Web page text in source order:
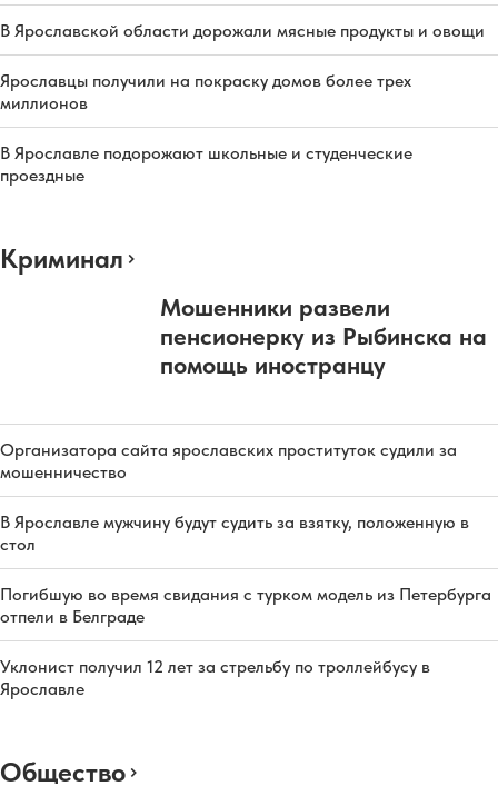
В Ярославской области дорожали мясные продукты и овощи
Ярославцы получили на покраску домов более трех
миллионов
В Ярославле подорожают школьные и студенческие
проездные
Криминал
Мошенники развели
пенсионерку из Рыбинска на
помощь иностранцу
Организатора сайта ярославских проституток судили за
мошенничество
В Ярославле мужчину будут судить за взятку, положенную в
стол
Погибшую во время свидания с турком модель из Петербурга
отпели в Белграде
Уклонист получил 12 лет за стрельбу по троллейбусу в
Ярославле
Общество